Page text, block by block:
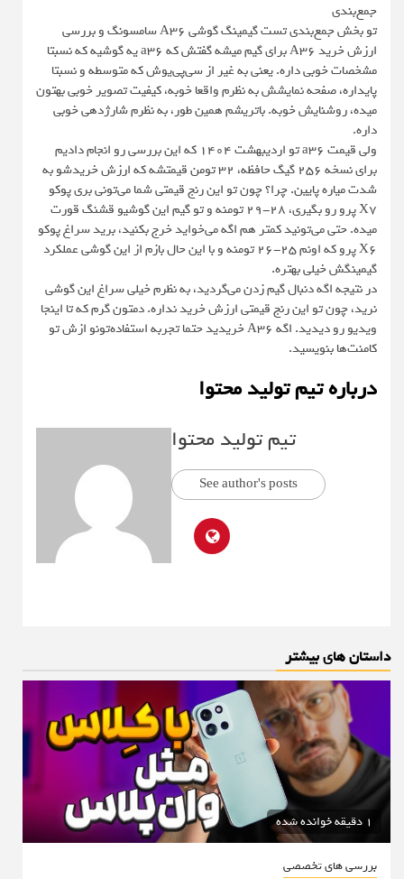
جمع‌بندی
تو بخش جمع‌بندی تست گیمینگ گوشی A36 سامسونگ و بررسی
ارزش خرید A36 برای گیم میشه گفتش که a36 یه گوشیه که نسبتا
مشخصات خوبی داره. یعنی به غیر از سی‌پی‌یوش که متوسطه و نسبتا
پایداره، صفحه نمایشش به نظرم واقعا خوبه، کیفیت تصویر خوبی بهتون
میده، روشنایش خوبه. باتریشم همین طور، به نظرم شارژدهی خوبی
داره.
ولی قیمت a36 تو اردیبهشت 1404 که این بررسی رو انجام دادیم
برای نسخه 256 گیگ حافظه، ۳۲ تومن قیمتشه که ارزش خریدشو به
شدت میاره پایین. چرا؟ چون تو این رنج قیمتی شما می‌تونی بری پوکو
X7 پرو رو بگیری، ۲۸-۲۹ تومنه و تو گیم این گوشیو قشنگ قورت
میده. حتی می‌تونید کمتر هم اگه می‌خواید خرج بکنید، برید سراغ پوکو
X6 پرو که اونم ۲۵-۲۶ تومنه و با این حال بازم از این گوشی عملکرد
گیمینگش خیلی بهتره.
در نتیجه اگه دنبال گیم زدن می‌گردید، به نظرم خیلی سراغ این گوشی
نرید، چون تو این رنج قیمتی ارزش خرید نداره. دمتون گرم که تا اینجا
ویدیو رو دیدید. اگه A36 خریدید حتما تجربه استفاده‌تونو ازش تو
کامنت‌ها بنویسید.
درباره تیم تولید محتوا
تیم تولید محتوا
See author's posts
داستان های بیشتر
1 دقیقه خوانده شده
بررسی های تخصصی